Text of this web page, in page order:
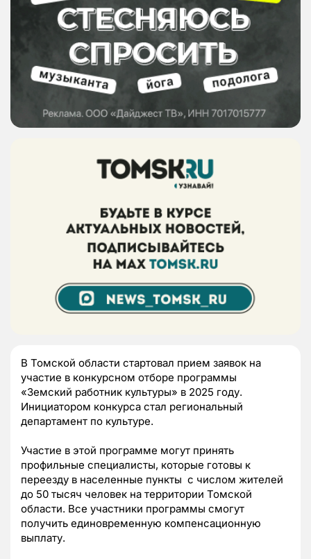
В Томской области стартовал прием заявок на
участие в конкурсном отборе программы
«Земский работник культуры» в 2025 году.
Инициатором конкурса стал региональный
департамент по культуре.
Участие в этой программе могут принять
профильные специалисты, которые готовы к
переезду в населенные пункты с числом жителей
до 50 тысяч человек на территории Томской
области. Все участники программы смогут
получить единовременную компенсационную
выплату.